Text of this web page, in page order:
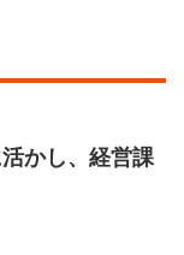
かし、経営課